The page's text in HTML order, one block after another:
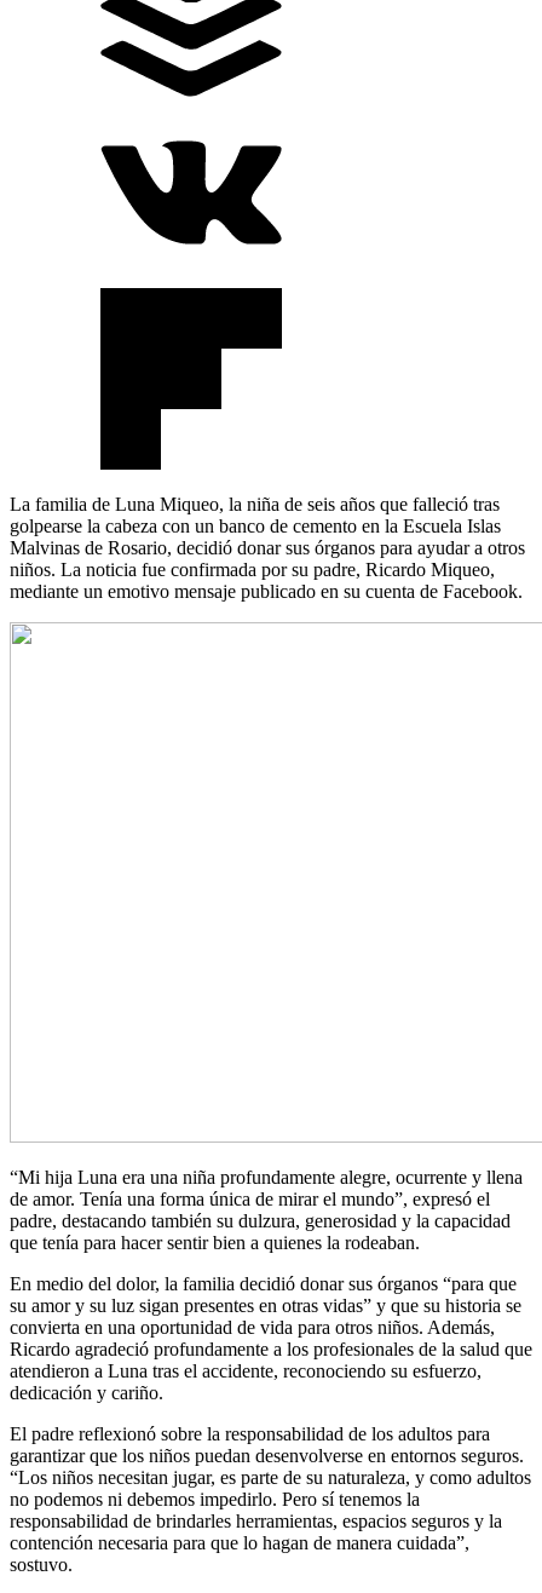
La familia de Luna Miqueo, la niña de seis años que falleció tras
golpearse la cabeza con un banco de cemento en la Escuela Islas
Malvinas de Rosario, decidió donar sus órganos para ayudar a otros
niños. La noticia fue confirmada por su padre, Ricardo Miqueo,
mediante un emotivo mensaje publicado en su cuenta de Facebook.
“Mi hija Luna era una niña profundamente alegre, ocurrente y llena
de amor. Tenía una forma única de mirar el mundo”, expresó el
padre, destacando también su dulzura, generosidad y la capacidad
que tenía para hacer sentir bien a quienes la rodeaban.
En medio del dolor, la familia decidió donar sus órganos “para que
su amor y su luz sigan presentes en otras vidas” y que su historia se
convierta en una oportunidad de vida para otros niños. Además,
Ricardo agradeció profundamente a los profesionales de la salud que
atendieron a Luna tras el accidente, reconociendo su esfuerzo,
dedicación y cariño.
El padre reflexionó sobre la responsabilidad de los adultos para
garantizar que los niños puedan desenvolverse en entornos seguros.
“Los niños necesitan jugar, es parte de su naturaleza, y como adultos
no podemos ni debemos impedirlo. Pero sí tenemos la
responsabilidad de brindarles herramientas, espacios seguros y la
contención necesaria para que lo hagan de manera cuidada”,
sostuvo.